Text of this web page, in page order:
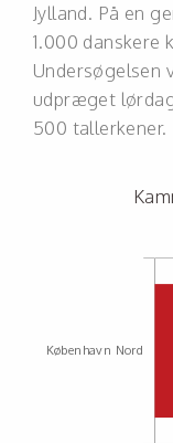
Jylland. På en
1.000 danskere
Undersøgelsen
udpræget
500 tallerkener.